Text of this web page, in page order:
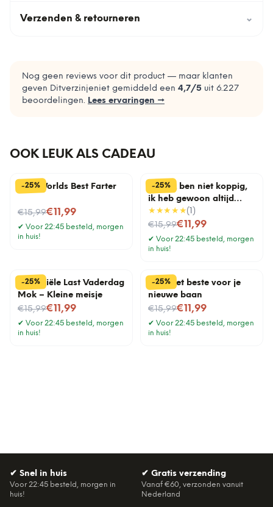
Verzenden & retourneren ⌄
Nog geen reviews voor dit product — maar klanten
geven Ditverzinjeniet gemiddeld een 4,7/5 uit 6.227
beoordelingen. Lees ervaringen →
OOK LEUK ALS CADEAU
-25%
Mok Worlds Best Farter
€15,99
Nu voor€11,99
✔ Voor 22:45 besteld, morgen
in huis!
-25%
Mok Ik ben niet koppig,
ik heb gewoon altijd
gelijk
★★★★★( 1 )
€15,99
Nu voor€11,99
✔ Voor 22:45 besteld, morgen
in huis!
-25%
Financiële Last Vaderdag
Mok – Kleine meisje
€15,99
Nu voor€11,99
✔ Voor 22:45 besteld, morgen
in huis!
-25%
Mok Het beste voor je
nieuwe baan
€15,99
Nu voor€11,99
✔ Voor 22:45 besteld, morgen
in huis!
✔ Snel in huis
Voor 22:45 besteld, morgen in
huis!
✔ Gratis verzending
Vanaf €60, verzonden vanuit
Nederland